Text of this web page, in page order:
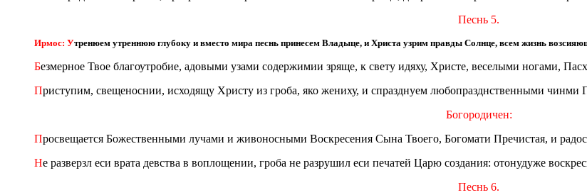
Песнь 5.
Ирмос: Утренюем утреннюю глубоку и вместо мира песнь принесем Владыце, и Христа узрим правды Солнце, всем жизнь
Безмерное Твое благоутробие, адовыми узами содержимии зряще, к свету идяху, Христе, веселыми ногами,
Приступим, свещеноснии, исходящу Христу из гроба, яко жениху, и спразднуем любопразднственными чинми
Богородичен:
Просвещается Божественными лучами и живоносными Воскресения Сына Твоего, Богомати Пречистая, и
Не разверзл еси врата девства в воплощении, гроба не разрушил еси печатей Царю создания: отонудуже
Песнь 6.